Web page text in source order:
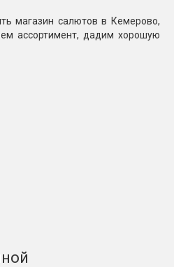
магазин салютов в Кемерово,
ассортимент, дадим хорошую